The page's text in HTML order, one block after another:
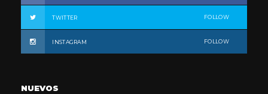
TWITTER FOLLOW
INSTAGRAM FOLLOW
NUEVOS